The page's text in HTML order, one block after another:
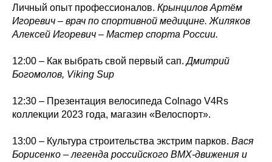
Личный опыт профессионалов. Крынцилов Артём
Игоревич – врач по спортивной медицине. Жиляков
Алексей Игоревич – Мастер спорта России.
12:00 – Как выбрать свой первый сап.Дмитрий
Богомолов, Viking Sup
12:30 – Презентация велосипеда Colnago V4Rs
коллекции 2023 года, магазин «Велоспорт».
13:00 – Культура строительства экстрим парков. Вася
Борисенко – легенда российского BMX-движения и